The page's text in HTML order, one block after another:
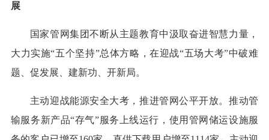
展
国家管网集团不断从主题教育中汲取奋进智慧力量，
大力实施“五个坚持”总体方略，在迎战“五场大考”中破难
题、促发展、建新功、开新局。
主动迎战能源安全大考，推进管网公平开放。推动管
输服务新产品“存气”服务上线运行，使用管网储运设施服